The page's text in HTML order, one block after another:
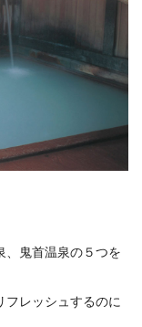
、鬼首温泉の５つを
フレッシュするのに